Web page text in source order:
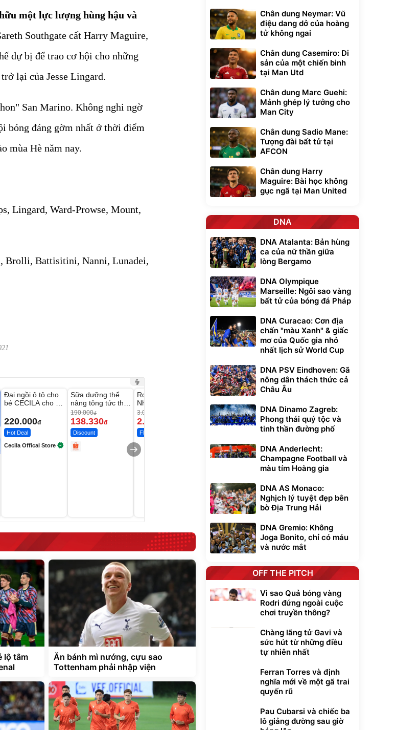
một lực lượng hùng hậu và
Southgate cất Harry Maguire,
dự bị để trao cơ hội cho những
lại của Jesse Lingard.
San Marino. Không nghi ngờ
bóng đáng gờm nhất ở thời điểm
mùa Hè năm nay.
Lingard, Ward-Prowse, Mount,
Brolli, Battisitini, Nanni, Lunadei,
Đai ngồi ô tô cho
bé CECILA cho bé
220.000đ
Hot Deal
Cecila Offical Store
-27%
Sữa dưỡng thể
nâng tông tức thì
Vaseline Body
190.000đ
138.330đ
Discount
Robot Hút Bụi Lau
Nhà - D2-001 -
Thông Minh
3.000.000
2.200.000
Flash Sale
Unmute
Vali Bamozo
Khung Nhôm
9066 Size
20/24/28 Cao Cấp
1.000.000đ
825.000đ
Lót ghế ôtô, nâng
lưng chống nóng
trong di chuyển
295.000đ
Đã bán nhiều
lộ tâm
Ăn bánh mì nướng, cựu sao
Tottenham phải nhập viện
Chân dung Neymar: Vũ
điệu dang dở của hoàng
tử không ngai
Chân dung Casemiro: Di
sản của một chiến binh
tại Man Utd
Chân dung Marc Guehi:
Mảnh ghép lý tưởng cho
Man City
Chân dung Sadio Mane:
Tượng đài bất tử tại
AFCON
Chân dung Harry
Maguire: Bài học không
gục ngã tại Man United
DNA
DNA Atalanta: Bản hùng
ca của nữ thần giữa
lòng Bergamo
DNA Olympique
Marseille: Ngôi sao vàng
bất tử của bóng đá Pháp
DNA Curacao: Cơn địa
chấn "màu Xanh" & giấc
mơ của Quốc gia nhỏ
nhất lịch sử World Cup
DNA PSV Eindhoven: Gã
nông dân thách thức cả
Châu Âu
DNA Dinamo Zagreb:
Phong thái quý tộc và
tinh thần đường phố
DNA Anderlecht:
Champagne Football và
màu tím Hoàng gia
DNA AS Monaco:
Nghịch lý tuyệt đẹp bên
bờ Địa Trung Hải
DNA Gremio: Không
Joga Bonito, chỉ có máu
và nước mắt
OFF THE PITCH
Vì sao Quả bóng vàng
Rodri đứng ngoài cuộc
chơi truyền thông?
Chàng lãng tử Gavi và
sức hút từ những điều
tự nhiên nhất
Ferran Torres và định
nghĩa mới về một gã trai
quyến rũ
Pau Cubarsi và chiếc ba
lô giảng đường sau giờ